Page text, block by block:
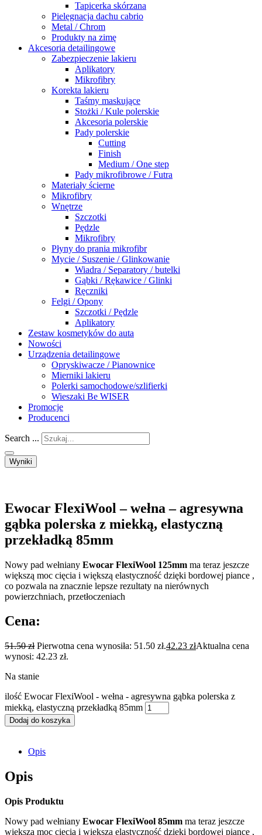
Tapicerka skórzana
Pielęgnacja dachu cabrio
Metal / Chrom
Produkty na zimę
Akcesoria detailingowe
Zabezpieczenie lakieru
Aplikatory
Mikrofibry
Korekta lakieru
Taśmy maskujące
Stożki / Kule polerskie
Akcesoria polerskie
Pady polerskie
Cutting
Finish
Medium / One step
Pady mikrofibrowe / Futra
Materiały ścierne
Mikrofibry
Wnętrze
Szczotki
Pędzle
Mikrofibry
Płyny do prania mikrofibr
Mycie / Suszenie / Glinkowanie
Wiadra / Separatory / butelki
Gąbki / Rękawice / Glinki
Ręczniki
Felgi / Opony
Szczotki / Pędzle
Aplikatory
Zestaw kosmetyków do auta
Nowości
Urządzenia detailingowe
Opryskiwacze / Pianownice
Mierniki lakieru
Polerki samochodowe/szlifierki
Wieszaki Be WISER
Promocje
Producenci
Search ...
Wyniki
Ewocar FlexiWool – wełna – agresywna
gąbka polerska z miekką, elastyczną
przekładką 85mm
Nowy pad wełniany Ewocar FlexiWool 125mm ma teraz jeszcze
większą moc cięcia i większą elastyczność dzięki bordowej piance ,
co pozwala na znacznie lepsze rezultaty na nierównych
powierzchniach, przetłoczeniach
Cena:
51.50zł Pierwotna cena wynosiła: 51.50 zł.42.23 złAktualna cena
wynosi: 42.23 zł.
Na stanie
ilość Ewocar FlexiWool - wełna - agresywna gąbka polerska z
miekką, elastyczną przekładką 85mm
Dodaj do koszyka
Opis
Opis
Opis Produktu
Nowy pad wełniany Ewocar FlexiWool 85mm ma teraz jeszcze
większą moc cięcia i większą elastyczność dzięki bordowej piance ,